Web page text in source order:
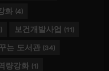
화 (4)
보건개발사업 (11)
는 도서관 (34)
량강화 (1)